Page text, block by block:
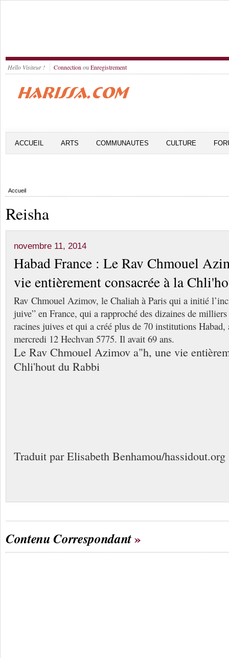
Hello Visiteur ! Connection ou Enregistrement
ACCUEIL ARTS COMMUNAUTES CULTURE
Accueil
Reisha
novembre 11, 2014
Habad France : Le Rav Chmouel
vie entièrement consacrée à la
Rav Chmouel Azimov, le Chaliah à Paris qui a initié
juive” en France, qui a rapproché des dizaines de
racines juives et qui a créé plus de 70 institutions
mercredi 12 Hechvan 5775. Il avait 69 ans.
Le Rav Chmouel Azimov a"h, une vie
Chli'hout du Rabbi
Traduit par Elisabeth Benhamou/hassidout.org
Contenu Correspondant